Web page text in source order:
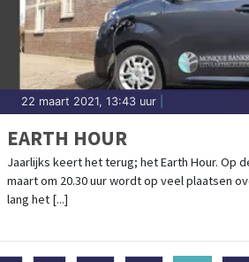
22 maart 2021, 13:43 uur
EARTH HOUR
Jaarlijks keert het terug; het Earth Hour. Op
maart om 20.30 uur wordt op veel plaatsen
lang het [...]